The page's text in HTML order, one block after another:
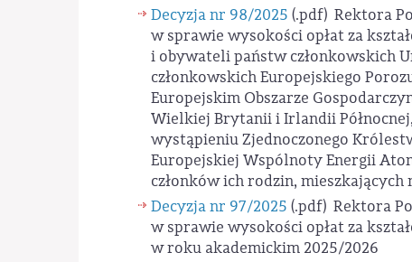
Decyzja nr 98/2025 (.pdf) Rektora
w sprawie wysokości opłat za
i obywateli państw członkowskich
członkowskich Europejskiego
Europejskim Obszarze
Wielkiej Brytanii i Irlandii
wystąpieniu Zjednoczonego
Europejskiej Wspólnoty Energii
członków ich rodzin,
Decyzja nr 97/2025 (.pdf) Rektora
w sprawie wysokości opłat za
w roku akademickim 2025/2026